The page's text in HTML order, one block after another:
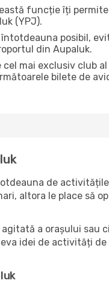
funcție îți
(YPJ).
posibil,
din Aupaluk.
cel mai exclusiv club
bilete de
de
altora le place
a orașului
idei de activități